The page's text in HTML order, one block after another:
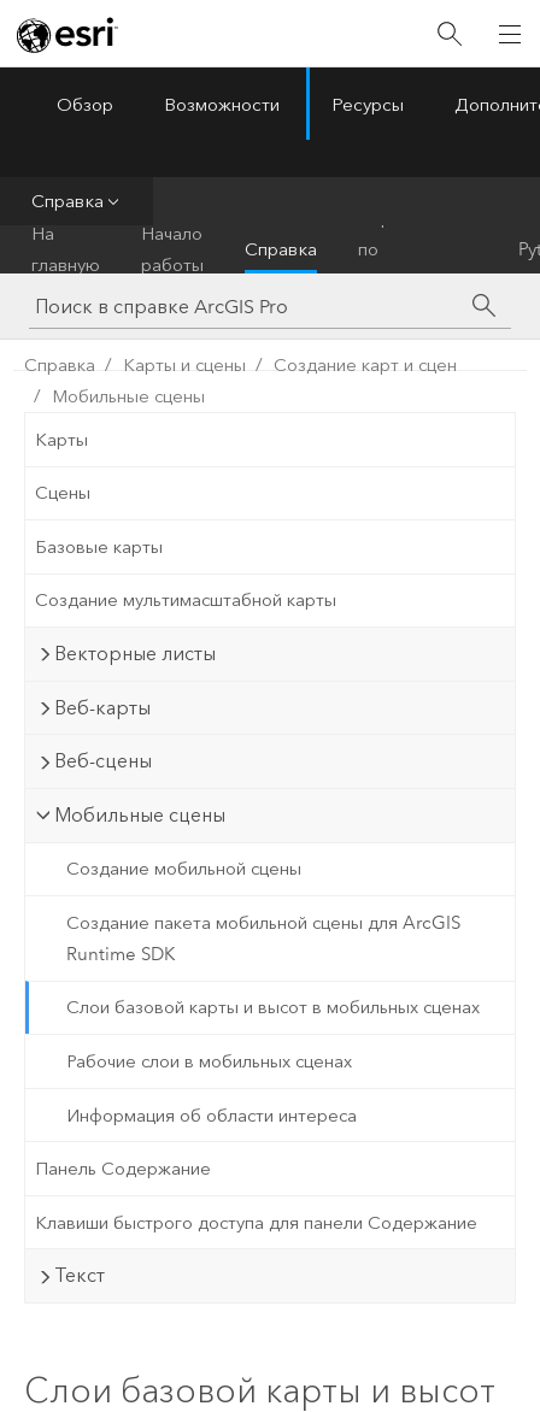
ArcGIS Pro
Обзор Возможности Ресурсы
Справка
На
главную
Начало
работы
Справка
по
инструментам
Справка Карты и сцены
Создание карт и сцен
Мобильные сцены
Карты
Сцены
Базовые карты
Создание мультимасштабной карты
Векторные листы
Веб-карты
Веб-сцены
Мобильные сцены
Создание мобильной сцены
Создание пакета мобильной сцены для ArcGIS
Runtime SDK
Слои базовой карты и высот в мобильных сценах
Рабочие слои в мобильных сценах
Информация об области интереса
Панель Содержание
Клавиши быстрого доступа для панели Содержание
Текст
Слои базовой карты и высот